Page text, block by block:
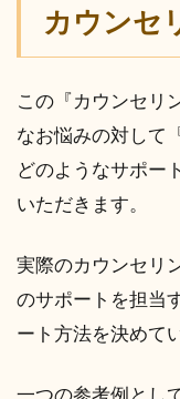
カウンセ
この『カウンセリ
なお悩みの対して
どのようなサポー
いただきます。
実際のカウンセリ
のサポートを担当
ート方法を決めて
一つの参考例とし